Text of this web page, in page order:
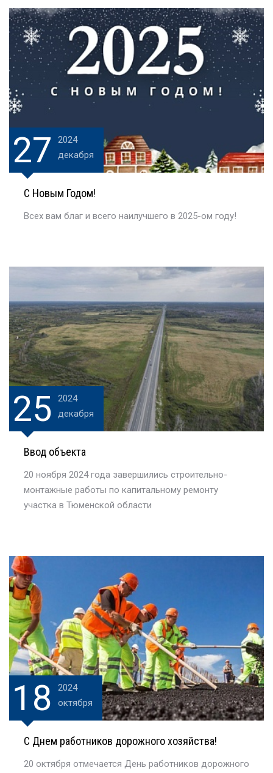
27
2024
декабря
С Новым Годом!
Всех вам благ и всего наилучшего в 2025-ом году!
25
2024
декабря
Ввод объекта
20 ноября 2024 года завершились строительно-
монтажные работы по капитальному ремонту
участка в Тюменской области
18
2024
октября
С Днем работников дорожного хозяйства!
20 октября отмечается День работников дорожного